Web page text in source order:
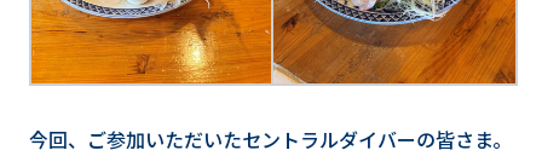
今回、ご参加いただいたセントラルダイバーの皆さま。